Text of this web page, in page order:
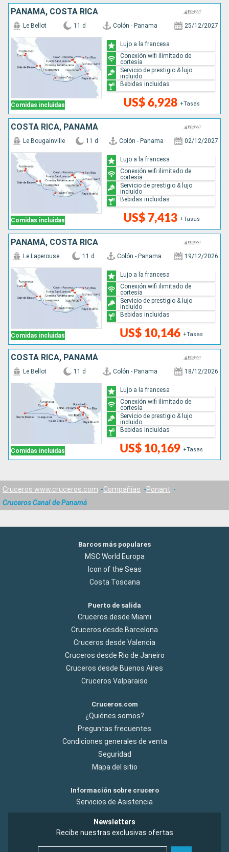
PANAMÁ, COSTA RICA
Comidas incluidas
Le Bellot 11 d Colón - Panama 25/12/2027
US$ 6,928 +Tasas
Lujo a la francesa
Conexión wifi ilimitado de
cortesía
Servicio de prestigio & lujo
incluido
Bebidas incluidas
COSTA RICA, PANAMÁ
Comidas incluidas
Le Bougainville 11 d Colón - Panama 02/12/2027
US$ 7,413 +Tasas
Lujo a la francesa
Conexión wifi ilimitado de
cortesía
Servicio de prestigio & lujo
incluido
Bebidas incluidas
PANAMÁ, COSTA RICA
Comidas incluidas
Le Laperouse 11 d Colón - Panama 19/12/2026
US$ 10,146 +Tasas
Lujo a la francesa
Conexión wifi ilimitado de
cortesía
Servicio de prestigio & lujo
incluido
Bebidas incluidas
COSTA RICA, PANAMÁ
Comidas incluidas
Le Bellot 11 d Colón - Panama 18/12/2026
US$ 10,169 +Tasas
Lujo a la francesa
Conexión wifi ilimitado de
cortesía
Servicio de prestigio & lujo
incluido
Bebidas incluidas
Cruceros www.cruceros.com Compañías
Ponant
Cruceros Canal de Panamá
Barcos más populares
MSC World Europa
Icon of the Seas
Costa Toscana
Puerto de salida
Cruceros desde Miami
Cruceros desde Barcelona
Cruceros desde Valencia
Cruceros desde Rio de Janeiro
Cruceros desde Buenos Aires
Cruceros Valparaiso
Cruceros.com
¿Quiénes somos?
Preguntas frecuentes
Condiciones generales de venta
Seguridad
Mapa del sitio
Información sobre crucero
Servicios de Asistencia
Newsletters
Recibe nuestras exclusivas ofertas